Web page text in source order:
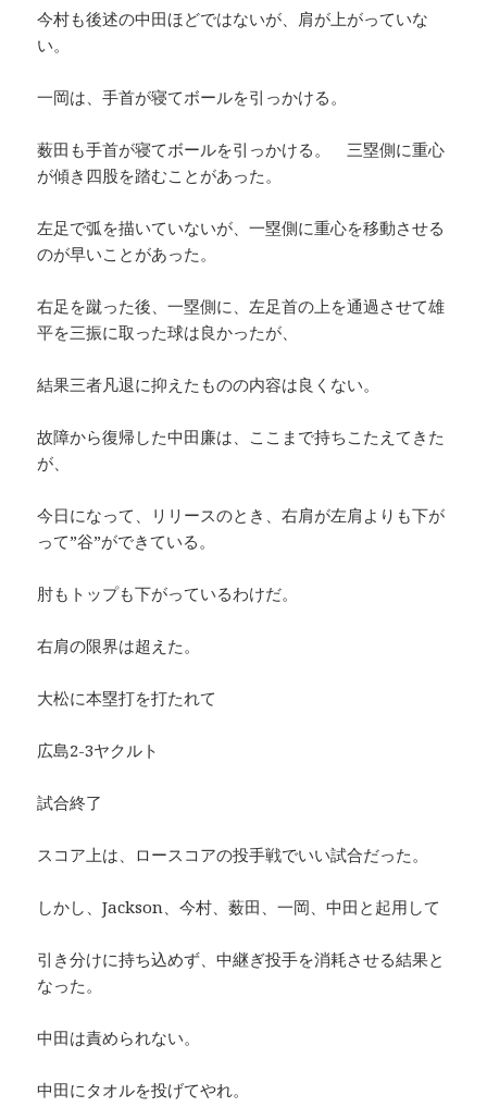
今村も後述の中田ほどではないが、肩が上がっていな
い。
一岡は、手首が寝てボールを引っかける。
薮田も手首が寝てボールを引っかける。 三塁側に重心
が傾き四股を踏むことがあった。
左足で弧を描いていないが、一塁側に重心を移動させる
のが早いことがあった。
右足を蹴った後、一塁側に、左足首の上を通過させて雄
平を三振に取った球は良かったが、
結果三者凡退に抑えたものの内容は良くない。
故障から復帰した中田廉は、ここまで持ちこたえてきた
が、
今日になって、リリースのとき、右肩が左肩よりも下が
って”谷”ができている。
肘もトップも下がっているわけだ。
右肩の限界は超えた。
大松に本塁打を打たれて
広島2-3ヤクルト
試合終了
スコア上は、ロースコアの投手戦でいい試合だった。
しかし、Jackson、今村、薮田、一岡、中田と起用して
引き分けに持ち込めず、中継ぎ投手を消耗させる結果と
なった。
中田は責められない。
中田にタオルを投げてやれ。